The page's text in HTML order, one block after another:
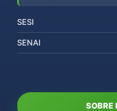
SESI
SENAI
SOBRE